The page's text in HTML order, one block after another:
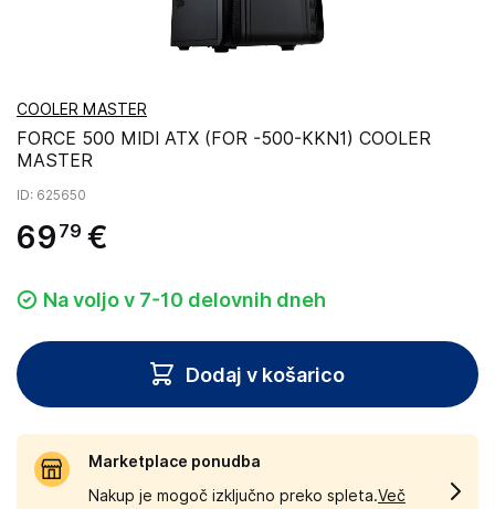
COOLER MASTER
FORCE 500 MIDI ATX (FOR -500-KKN1) COOLER
MASTER
ID: 625650
69 79 €
Na voljo v 7-10 delovnih dneh
Dodaj v košarico
Marketplace ponudba
Nakup je mogoč izključno preko spleta.Več